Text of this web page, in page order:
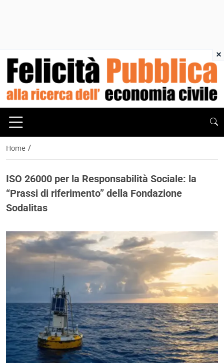
Home /
ISO 26000 per la Responsabilità Sociale: la
“Prassi di riferimento” della Fondazione
Sodalitas
×